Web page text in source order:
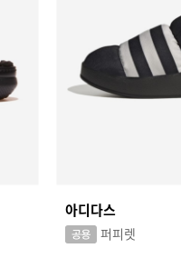
아디다스
퍼피렛